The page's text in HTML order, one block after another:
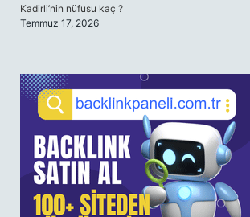
Kadirli’nin nüfusu kaç ?
Temmuz 17, 2026